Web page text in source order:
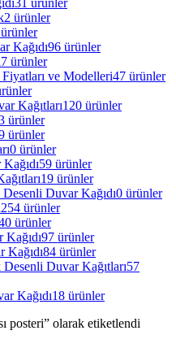
2 ürünler
Kağıdı96 ürünler
7 ürünler
ve Modelleri47 ürünler
Kağıtları120 ürünler
ürünler
ürünler
0 ürünler
59 ürünler
19 ürünler
Duvar Kağıdı0 ürünler
254 ürünler
ürünler
97 ürünler
Kağıdı84 ürünler
Duvar Kağıtları57
Kağıdı18 ürünler
posteri” olarak etiketlendi